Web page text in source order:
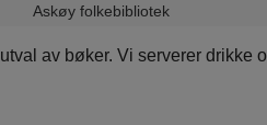
Askøy folkebibliotek
av bøker. Vi serverer drikke